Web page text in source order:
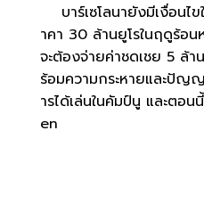
บาร์เซโลนายังมีเงื่อนไ
าคา 30 ล้านยูโรในฤดูร้อ
จะต้องจ่ายค่าชดเชย 5 ล้
ร้อมความกระหายและปัญ
ารได้เล่นในคัมป์นู และตอ
en